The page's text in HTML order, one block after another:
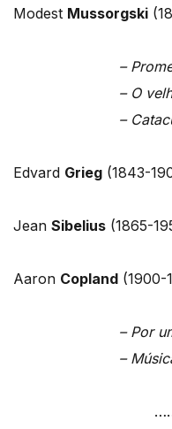
Modest Mussorgski
–
– O
–
Edvard Grieg (1843-
Jean Sibelius (1865-
Aaron Copland (1900-
– Por
–